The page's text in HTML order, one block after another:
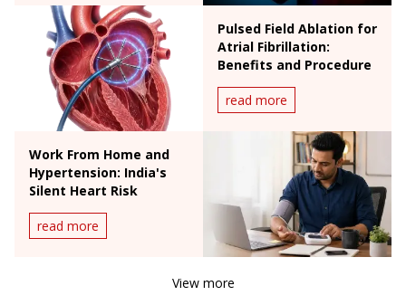
Pulsed Field Ablation for
Atrial Fibrillation:
Benefits and Procedure
read more
Work From Home and
Hypertension: India's
Silent Heart Risk
read more
View more